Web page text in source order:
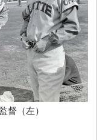
督（左）